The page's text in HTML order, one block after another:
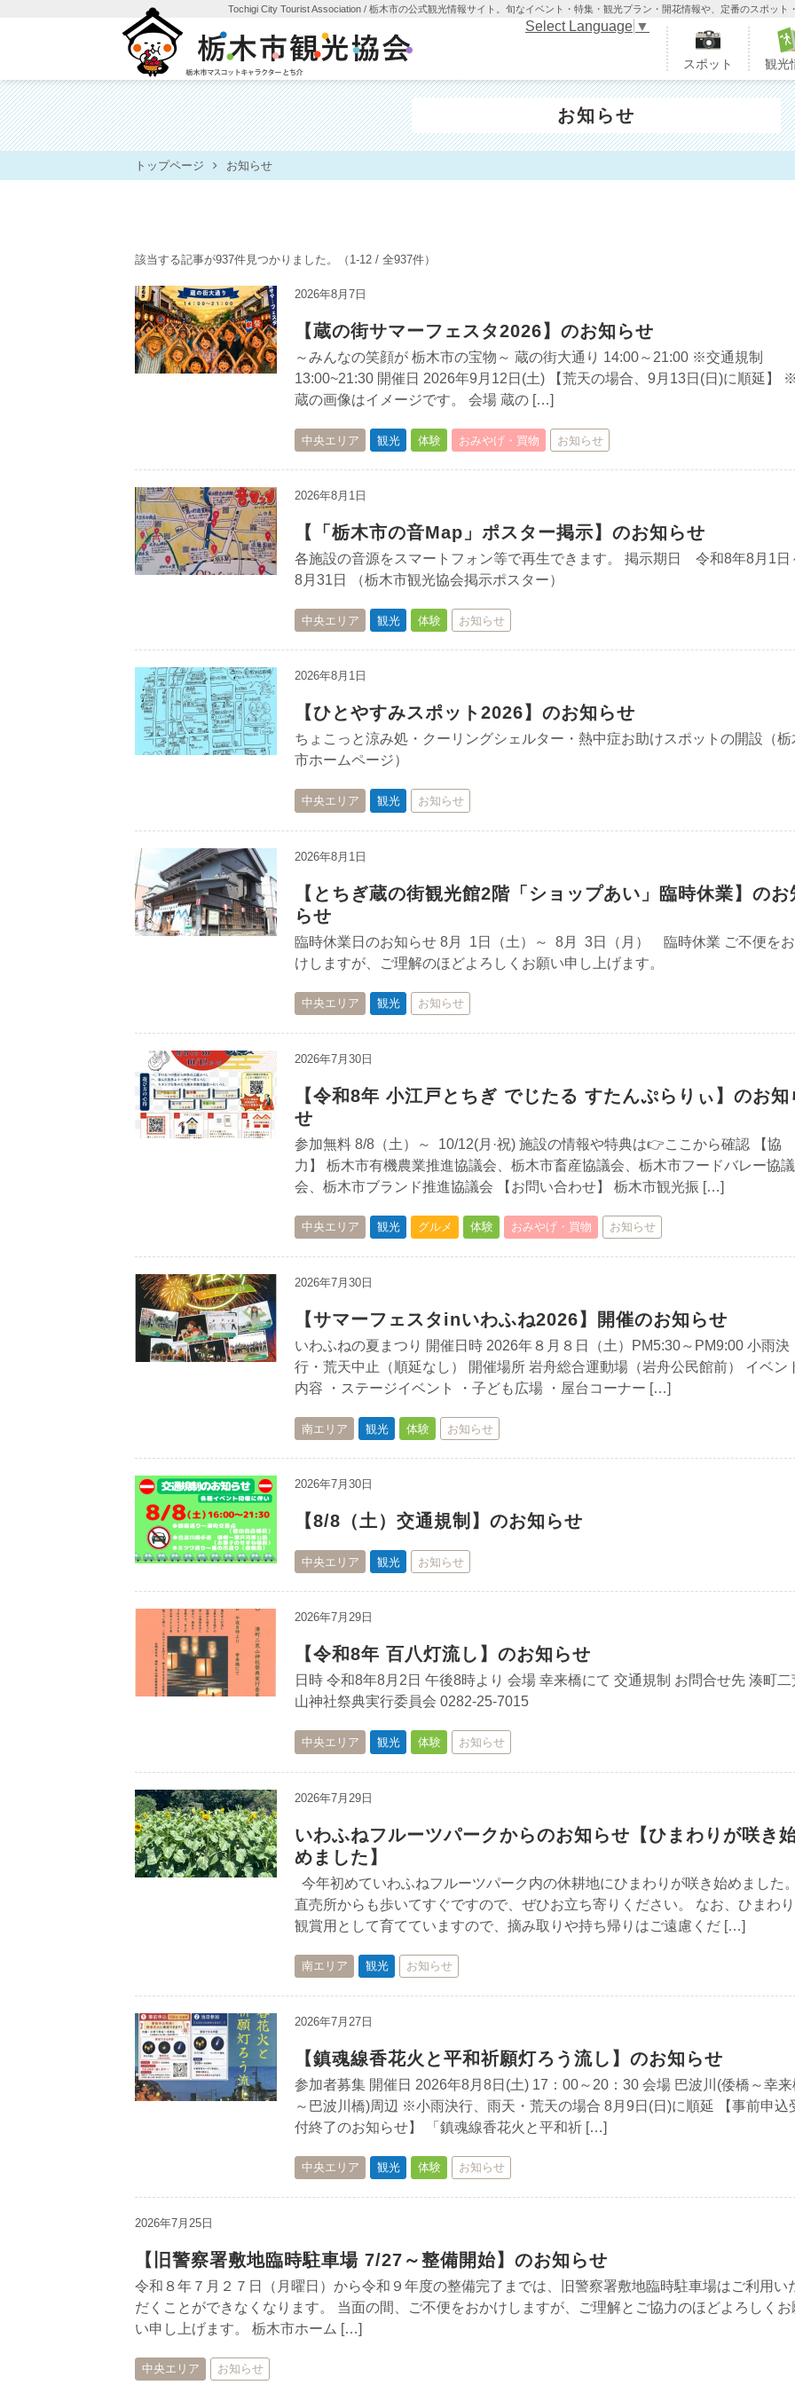
Tochigi City Tourist Association / 栃木市の公式観光情報サイト。旬なイベント・特集・観光プラン・開花情報や、定番のスポット
栃木市観光協会
スポット 観光
Select Language ▼
お知らせ
トップページ お知らせ
該当する記事が937件見つかりました。 （1-12 / 全937件）
2026年8月7日
【蔵の街サマーフェスタ2026】のお知らせ
～みんなの笑顔が 栃木市の宝物～ 蔵の街大通り 14:00～21:00 ※交通規制
13:00~21:30 開催日 2026年9月12日(土) 【荒天の場合、9月13日(日)に順延】 ※
蔵の画像はイメージです。 会場 蔵の […]
中央エリア 観光 体験 おみやげ・買物 お知らせ
2026年8月1日
【「栃木市の音Map」ポスター掲示】のお知らせ
各施設の音源をスマートフォン等で再生できます。 掲示期日 令和8年8月1日
8月31日 （栃木市観光協会掲示ポスター）
中央エリア 観光 体験 お知らせ
2026年8月1日
【ひとやすみスポット2026】のお知らせ
ちょこっと涼み処・クーリングシェルター・熱中症お助けスポットの開設（栃
市ホームページ）
中央エリア 観光 お知らせ
2026年8月1日
【とちぎ蔵の街観光館2階「ショップあい」臨時休業】のお
らせ
臨時休業日のお知らせ 8月 1日（土）～ 8月 3日（月） 臨時休業 ご不便を
けしますが、ご理解のほどよろしくお願い申し上げます。
中央エリア 観光 お知らせ
2026年7月30日
【令和8年 小江戸とちぎ でじたる すたんぷらりぃ】のお知
せ
参加無料 8/8（土）～ 10/12(月·祝) 施設の情報や特典は👉ここから確認 【協
力】 栃木市有機農業推進協議会、栃木市畜産協議会、栃木市フードバレー協議
会、栃木市ブランド推進協議会 【お問い合わせ】 栃木市観光振 […]
中央エリア 観光 グルメ 体験 おみやげ・買物 お知らせ
2026年7月30日
【サマーフェスタinいわふね2026】開催のお知らせ
いわふねの夏まつり 開催日時 2026年８月８日（土）PM5:30～PM9:00 小雨決
行・荒天中止（順延なし） 開催場所 岩舟総合運動場（岩舟公民館前） イベン
内容 ・ステージイベント ・子ども広場 ・屋台コーナー […]
南エリア 観光 体験 お知らせ
2026年7月30日
【8/8（土）交通規制】のお知らせ
中央エリア 観光 お知らせ
2026年7月29日
【令和8年 百八灯流し】のお知らせ
日時 令和8年8月2日 午後8時より 会場 幸来橋にて 交通規制 お問合せ先 湊町二
山神社祭典実行委員会 0282-25-7015
中央エリア 観光 体験 お知らせ
2026年7月29日
いわふねフルーツパークからのお知らせ【ひまわりが咲き
めました】
今年初めていわふねフルーツパーク内の休耕地にひまわりが咲き始めました。
直売所からも歩いてすぐですので、ぜひお立ち寄りください。 なお、ひまわ
観賞用として育てていますので、摘み取りや持ち帰りはご遠慮くだ […]
南エリア 観光 お知らせ
2026年7月27日
【鎮魂線香花火と平和祈願灯ろう流し】のお知らせ
参加者募集 開催日 2026年8月8日(土) 17：00～20：30 会場 巴波川(倭橋～幸来
～巴波川橋)周辺 ※小雨決行、雨天・荒天の場合 8月9日(日)に順延 【事前申込
付終了のお知らせ】 「鎮魂線香花火と平和祈 […]
中央エリア 観光 体験 お知らせ
2026年7月25日
【旧警察署敷地臨時駐車場 7/27～整備開始】のお知らせ
令和８年７月２７日（月曜日）から令和９年度の整備完了までは、旧警察署敷地臨時駐車場はご利用い
だくことができなくなります。 当面の間、ご不便をおかけしますが、ご理解とご協力のほどよろしくお
い申し上げます。 栃木市ホーム […]
中央エリア お知らせ